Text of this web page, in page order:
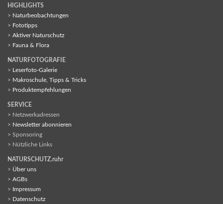
HIGHLIGHTS
> Naturbeobachtungen
> Fototipps
> Aktiver Naturschutz
> Fauna & Flora
NATURFOTOGRAFIE
> Leserfoto-Galerie
> Makroschule, Tipps & Tricks
> Produktempfehlungen
SERVICE
> Netzwerkadressen
> Newsletter abonnieren
> Sponsoring
> Nützliche Links
NATURSCHUTZ.ruhr
> Über uns
> AGBs
> Impressum
> Datenschutz